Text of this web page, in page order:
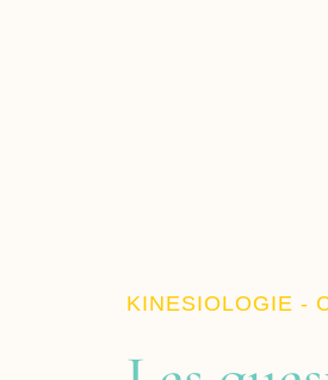
KINESIOLOGIE -